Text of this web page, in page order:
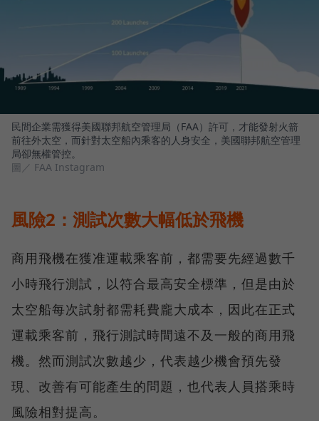
民間企業需獲得美國聯邦航空管理局（FAA）許可，才能發射火箭
前往外太空，而針對太空船內乘客的人身安全，美國聯邦航空管理
局卻無權管控。
圖／ FAA Instagram
風險2：測試次數大幅低於飛機
商用飛機在獲准運載乘客前，都需要先經過數千
小時飛行測試，以符合最高安全標準，但是由於
太空船每次試射都需耗費龐大成本，因此在正式
運載乘客前，飛行測試時間遠不及一般的商用飛
機。然而測試次數越少，代表越少機會預先發
現、改善有可能產生的問題，也代表人員搭乘時
風險相對提高。